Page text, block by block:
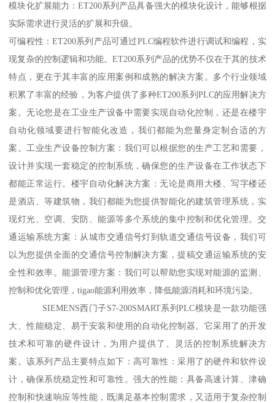
模块化扩展能力：ET200系列产品具备强大的模块化设计，能够根据
实际需求进行灵活的扩展和升级。
可编程性：ET200系列产品可通过PLC编程软件进行调试和编程，实
现复杂的控制逻辑和功能。ET200系列产品的优势不仅在于其的技术
特点，更在于其丰富的应用案例和成熟的解决方案。多个行业领域
积累了丰富的经验，为客户提供了多种ET200系列PLC的应用解决方
案。无论您是在工业生产设备中需要实现自动化控制，还是在楼宇
自动化领域要进行智能化改造，我们都能为您量身定制合适的方
案。工业生产设备控制方案：我们可以根据您的生产工艺和需要，
设计并实现一套稳定的控制系统，确保您的生产设备在工作状态下
都能正常运行。楼宇自动化解决方案：无论是商用大楼、写字楼还
是酒店、等建筑物，我们都能为您提供智能化的建筑管理系统，实
现灯光、空调、安防、能源等多个系统的集中控制和优化管理。交
通运输系统方案：从城市交通信号灯到轨道交通信号设备，我们可
以为您提供全面的交通信号控制解决方案，提稿交通运输系统的安
全性和效率。能源管理方案：我们可以帮助您实现对能源的监测、
控制和优化管理，tigao能源利用效率，降低能源消耗和环境污染。
SIEMENS西门子S7-200SMART系列PLC模块是一款功能强
大、性能稳定、易于安装和使用的自动化控制器。它采用了的开发
技术和可靠的硬件设计，为用户提供了、灵活的控制系统解决方
案。该系列产品主要特点如下：高可靠性：采用了的硬件和软件设
计，确保系统稳定性和可靠性。强大的性能：具备高速计算、津确
控制和快速响应等性能，既满足基本控制需求，又适用于复杂控制